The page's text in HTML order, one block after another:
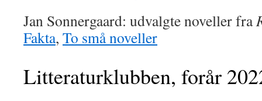
Jan Sonnergaard: udvalgte noveller fra
Fakta, To små noveller
Litteraturklubben, forår